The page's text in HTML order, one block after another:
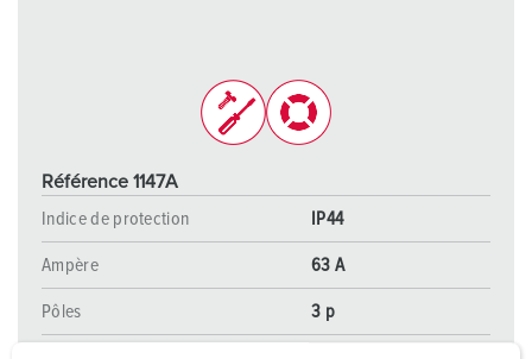
Référence 1147A
Indice de protection
IP44
Ampère 63 A
Pôles 3 p